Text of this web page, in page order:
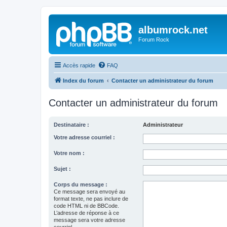
albumrock.net
Forum Rock
Accès rapide FAQ
Index du forum Contacter un administrateur du forum
Contacter un administrateur du forum
Destinataire : Administrateur
Votre adresse courriel :
Votre nom :
Sujet :
Corps du message :
Ce message sera envoyé au
format texte, ne pas inclure de
code HTML ni de BBCode.
L’adresse de réponse à ce
message sera votre adresse